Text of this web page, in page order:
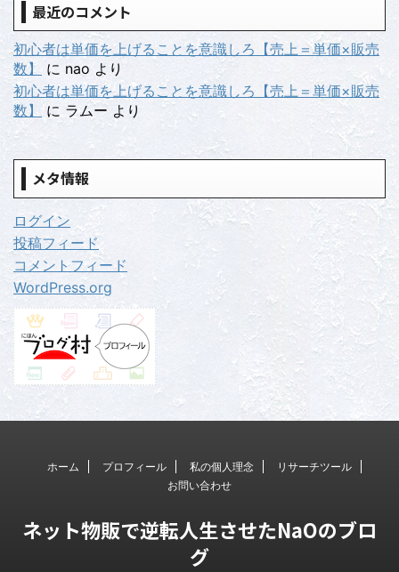
最近のコメント
初心者は単価を上げることを意識しろ【売上＝単価×販売
数】 に nao より
初心者は単価を上げることを意識しろ【売上＝単価×販売
数】
に ラムー より
メタ情報
ログイン
投稿フィード
コメントフィード
WordPress.org
ホーム プロフィール 私の個人理念
リサーチツール
お問い合わせ
ネット物販で逆転人生させたNaOのブロ
グ